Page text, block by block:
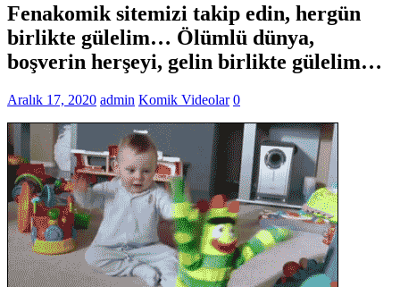
Fenakomik sitemizi takip edin, hergün
birlikte gülelim… Ölümlü dünya,
boşverin herşeyi, gelin birlikte gülelim…
Aralık 17, 2020 admin Komik Videolar 0